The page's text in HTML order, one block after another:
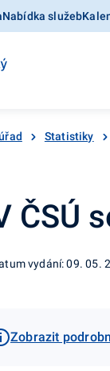
Nabídka služeb
Statistiky
ČSÚ
vydání: 09. 05.
Zobrazit